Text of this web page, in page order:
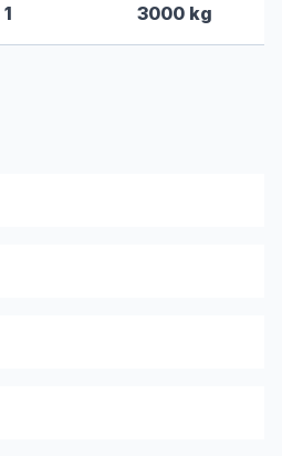
1 3000 kg